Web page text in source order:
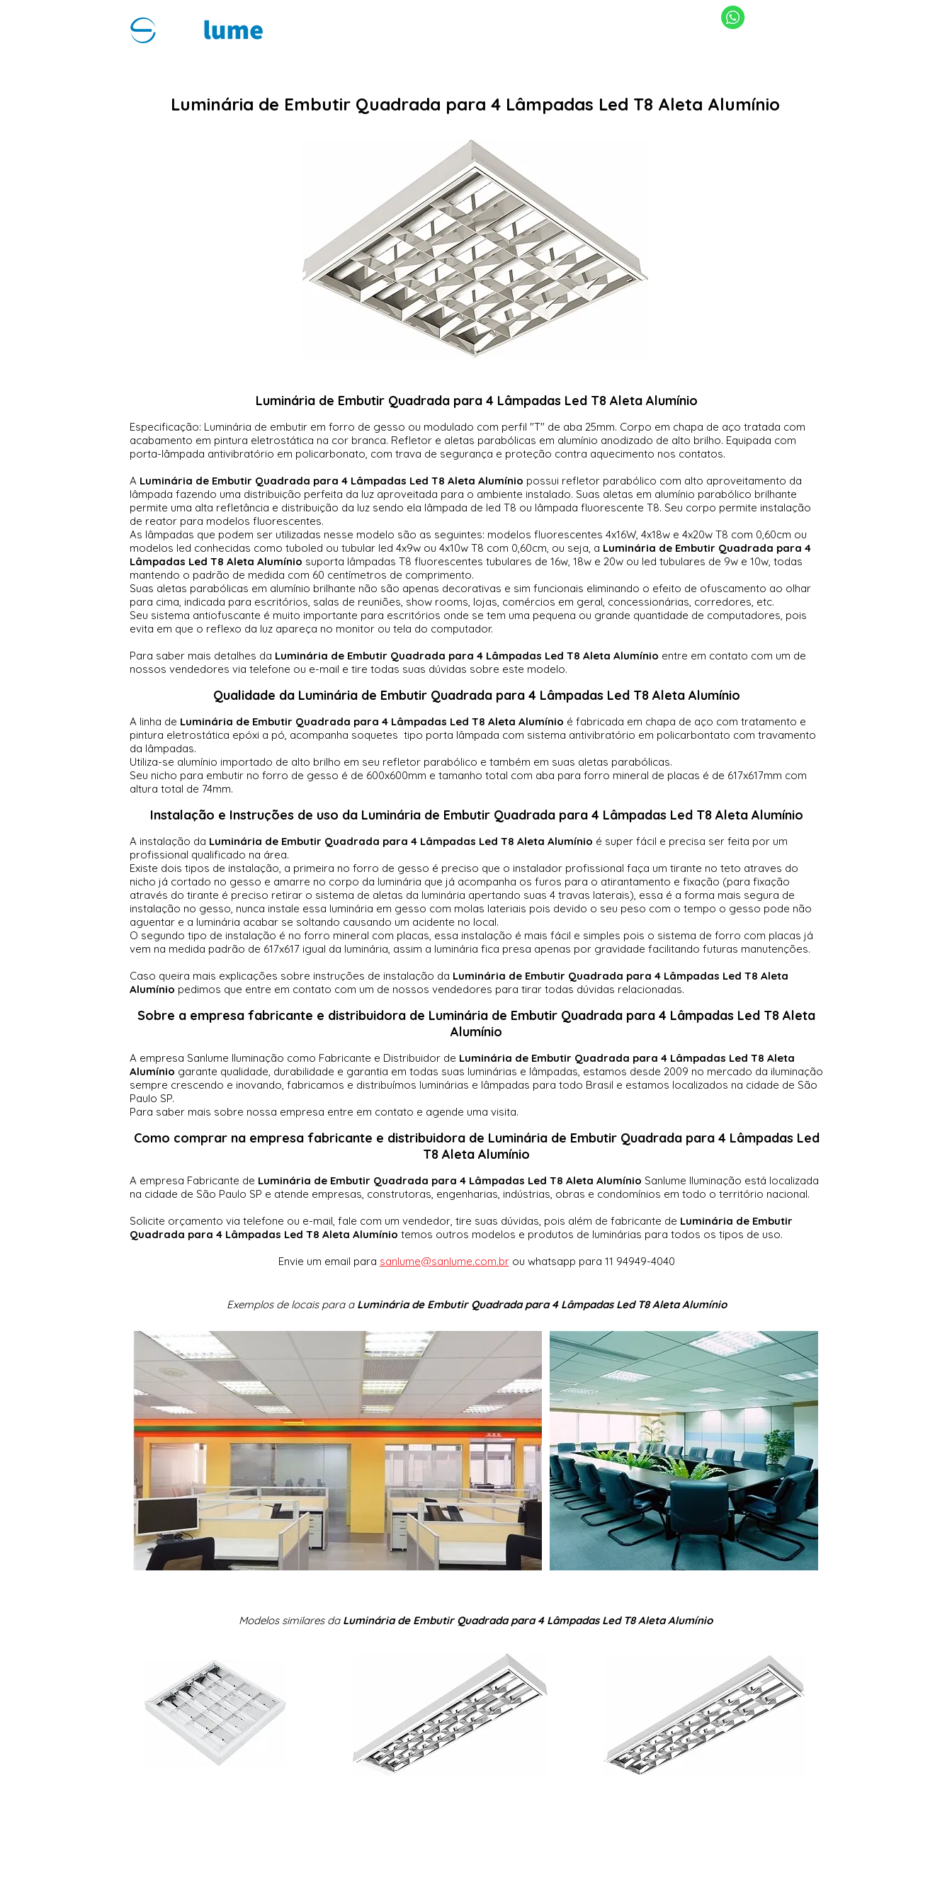
Luminária de Embutir Quadrada para 4 Lâmpadas Led T8 Aleta Alumínio
Luminária de Embutir Quadrada para 4 Lâmpadas Led T8 Aleta Alumínio
Especificação: Luminária de embutir em forro de gesso ou modulado com perfil "T" de aba 25mm. Corpo em chapa de aço tratada com
acabamento em pintura eletrostática na cor branca. Refletor e aletas parabólicas em alumínio anodizado de alto brilho. Equipada com
porta-lâmpada antivibratório em policarbonato, com trava de segurança e proteção contra aquecimento nos contatos.
A Luminária de Embutir Quadrada para 4 Lâmpadas Led T8 Aleta Alumínio possui refletor parabólico com alto aproveitamento da
lâmpada fazendo uma distribuição perfeita da luz aproveitada para o ambiente instalado. Suas aletas em alumínio parabólico brilhante
permite uma alta refletância e distribuição da luz sendo ela lâmpada de led T8 ou lâmpada fluorescente T8. Seu corpo permite instalação
de reator para modelos fluorescentes.
As lâmpadas que podem ser utilizadas nesse modelo são as seguintes: modelos fluorescentes 4x16W, 4x18w e 4x20w T8 com 0,60cm ou
modelos led conhecidas como tuboled ou tubular led 4x9w ou 4x10w T8 com 0,60cm, ou seja, a Luminária de Embutir Quadrada para 4
Lâmpadas Led T8 Aleta Alumínio suporta lâmpadas T8 fluorescentes tubulares de 16w, 18w e 20w ou led tubulares de 9w e 10w, todas
mantendo o padrão de medida com 60 centímetros de comprimento.
Suas aletas parabólicas em alumínio brilhante não são apenas decorativas e sim funcionais eliminando o efeito de ofuscamento ao olhar
para cima, indicada para escritórios, salas de reuniões, show rooms, lojas, comércios em geral, concessionárias, corredores, etc.
Seu sistema antiofuscante é muito importante para escritórios onde se tem uma pequena ou grande quantidade de computadores, pois
evita em que o reflexo da luz apareça no monitor ou tela do computador.
Para saber mais detalhes da Luminária de Embutir Quadrada para 4 Lâmpadas Led T8 Aleta Alumínio entre em contato com um de
nossos vendedores via telefone ou e-mail e tire todas suas dúvidas sobre este modelo.
Qualidade da Luminária de Embutir Quadrada para 4 Lâmpadas Led T8 Aleta Alumínio
A linha de Luminária de Embutir Quadrada para 4 Lâmpadas Led T8 Aleta Alumínio é fabricada em chapa de aço com tratamento e
pintura eletrostática epóxi a pó, acompanha soquetes tipo porta lâmpada com sistema antivibratório em policarbontato com travamento
da lâmpadas.
Utiliza-se alumínio importado de alto brilho em seu refletor parabólico e também em suas aletas parabólicas.
Seu nicho para embutir no forro de gesso é de 600x600mm e tamanho total com aba para forro mineral de placas é de 617x617mm com
altura total de 74mm.
Instalação e Instruções de uso da Luminária de Embutir Quadrada para 4 Lâmpadas Led T8 Aleta Alumínio
A instalação da Luminária de Embutir Quadrada para 4 Lâmpadas Led T8 Aleta Alumínio é super fácil e precisa ser feita por um
profissional qualificado na área.
Existe dois tipos de instalação, a primeira no forro de gesso é preciso que o instalador profissional faça um tirante no teto atraves do
nicho já cortado no gesso e amarre no corpo da luminária que já acompanha os furos para o atirantamento e fixação (para fixação
através do tirante é preciso retirar o sistema de aletas da luminária apertando suas 4 travas laterais), essa é a forma mais segura de
instalação no gesso, nunca instale essa luminária em gesso com molas lateriais pois devido o seu peso com o tempo o gesso pode não
aguentar e a luminária acabar se soltando causando um acidente no local.
O segundo tipo de instalação é no forro mineral com placas, essa instalação é mais fácil e simples pois o sistema de forro com placas já
vem na medida padrão de 617x617 igual da luminária, assim a luminária fica presa apenas por gravidade facilitando futuras manutenções.
Caso queira mais explicações sobre instruções de instalação da Luminária de Embutir Quadrada para 4 Lâmpadas Led T8 Aleta
Alumínio pedimos que entre em contato com um de nossos vendedores para tirar todas dúvidas relacionadas.
Sobre a empresa fabricante e distribuidora de Luminária de Embutir Quadrada para 4 Lâmpadas Led T8 Aleta
Alumínio
A empresa Sanlume Iluminação como Fabricante e Distribuidor de Luminária de Embutir Quadrada para 4 Lâmpadas Led T8 Aleta
Alumínio garante qualidade, durabilidade e garantia em todas suas luminárias e lâmpadas, estamos desde 2009 no mercado da iluminação
sempre crescendo e inovando, fabricamos e distribuímos luminárias e lâmpadas para todo Brasil e estamos localizados na cidade de São
Paulo SP.
Para saber mais sobre nossa empresa entre em contato e agende uma visita.
Como comprar na empresa fabricante e distribuidora de Luminária de Embutir Quadrada para 4 Lâmpadas Led
T8 Aleta Alumínio
A empresa Fabricante de Luminária de Embutir Quadrada para 4 Lâmpadas Led T8 Aleta Alumínio Sanlume Iluminação está localizada
na cidade de São Paulo SP e atende empresas, construtoras, engenharias, indústrias, obras e condomínios em todo o território nacional.
Solicite orçamento via telefone ou e-mail, fale com um vendedor, tire suas dúvidas, pois além de fabricante de Luminária de Embutir
Quadrada para 4 Lâmpadas Led T8 Aleta Alumínio temos outros modelos e produtos de luminárias para todos os tipos de uso.
Envie um email para sanlume@sanlume.com.brou whatsapp para 11 94949-4040
Exemplos de locais para a Luminária de Embutir Quadrada para 4 Lâmpadas Led T8 Aleta Alumínio
Modelos similares da Luminária de Embutir Quadrada para 4 Lâmpadas Led T8 Aleta Alumínio